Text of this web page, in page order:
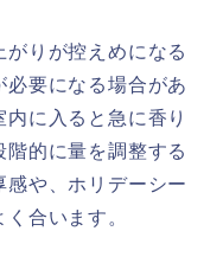
りが控えめになる
要になる場合があ
に入ると急に香り
的に量を調整する
感や、ホリデーシー
合います。